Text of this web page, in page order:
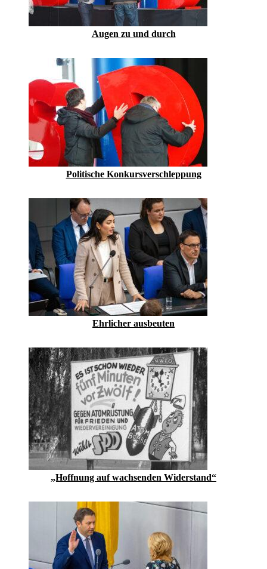
Augen zu und durch
Politische Konkursverschleppung
Ehrlicher ausbeuten
„Hoffnung auf ­wachsenden Widerstand“